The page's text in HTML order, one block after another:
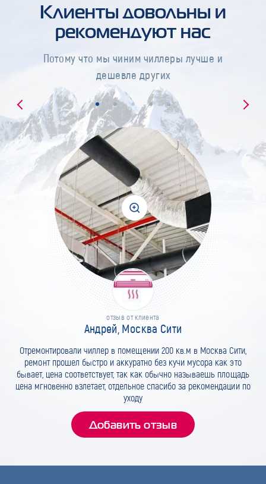
Клиенты довольны и
рекомендуют нас
Потому что мы чиним чиллеры лучше и
дешевле других
отзыв от клиента
Андрей, Москва Сити
Отремонтировали чиллер в помещении 200 кв.м в Москва Сити,
ремонт прошел быстро и аккуратно без кучи мусора как это
бывает, цена соответствует, так как обычно называешь площадь
цена мгновенно взлетает, отдельное спасибо за рекомендации по
уходу
Добавить отзыв